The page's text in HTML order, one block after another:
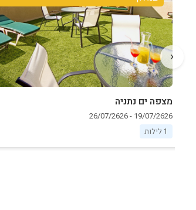
מצפה ים נתניה
24/07/2626 - 01/08/2626
1 לילות
‹